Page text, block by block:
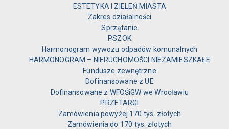
ESTETYKA I ZIELEŃ MIASTA
Zakres działalności
Sprzątanie
PSZOK
Harmonogram wywozu odpadów komunalnych
HARMONOGRAM – NIERUCHOMOŚCI NIEZAMIESZKAŁE
Fundusze zewnętrzne
Dofinansowane z UE
Dofinansowane z WFOŚiGW we Wrocławiu
PRZETARGI
Zamówienia powyżej 170 tys. złotych
Zamówienia do 170 tys. złotych